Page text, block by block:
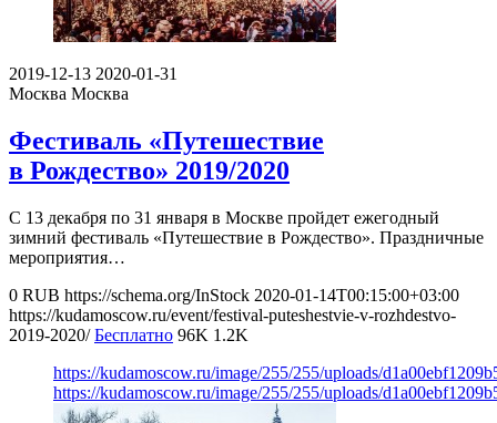
2019-12-13 2020-01-31
Москва Москва
Фестиваль «Путешествие
в Рождество» 2019/2020
С 13 декабря по 31 января в Москве пройдет ежегодный
зимний фестиваль «Путешествие в Рождество». Праздничные
мероприятия…
0 RUB https://schema.org/InStock 2020-01-14T00:15:00+03:00
https://kudamoscow.ru/event/festival-puteshestvie-v-rozhdestvo-
2019-2020/ Бесплатно 96K 1.2K
https://kudamoscow.ru/image/255/255/uploads/
https://kudamoscow.ru/image/255/255/uploads/